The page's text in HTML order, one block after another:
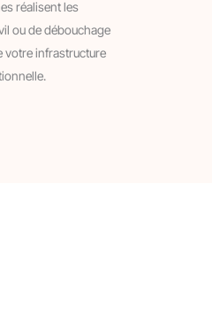
réalisent les
ou de débouchage
votre infrastructure